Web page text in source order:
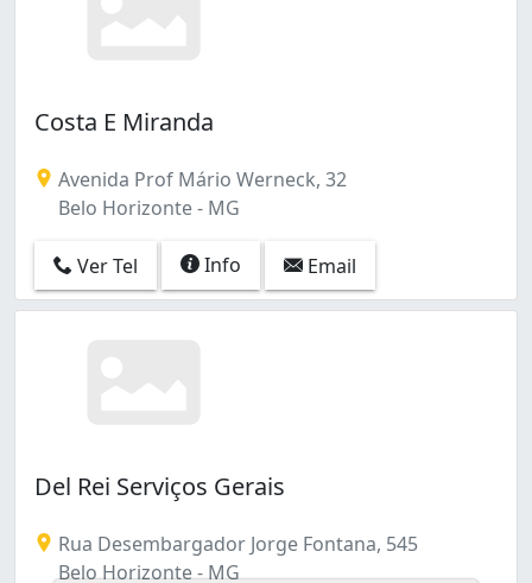
Costa E Miranda
Avenida Prof Mário Werneck, 32
Belo Horizonte - MG
Ver Tel Info Email
Del Rei Serviços Gerais
Rua Desembargador Jorge Fontana, 545
Belo Horizonte - MG